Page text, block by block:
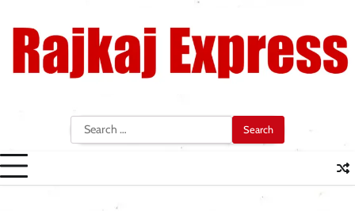
content
Search
for: